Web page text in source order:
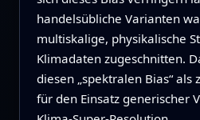
handelsübliche Varianten
multiskalige, physikalische
Klimadaten zugeschnitten.
diesen „spektralen Bias“ als
für den Einsatz generischer